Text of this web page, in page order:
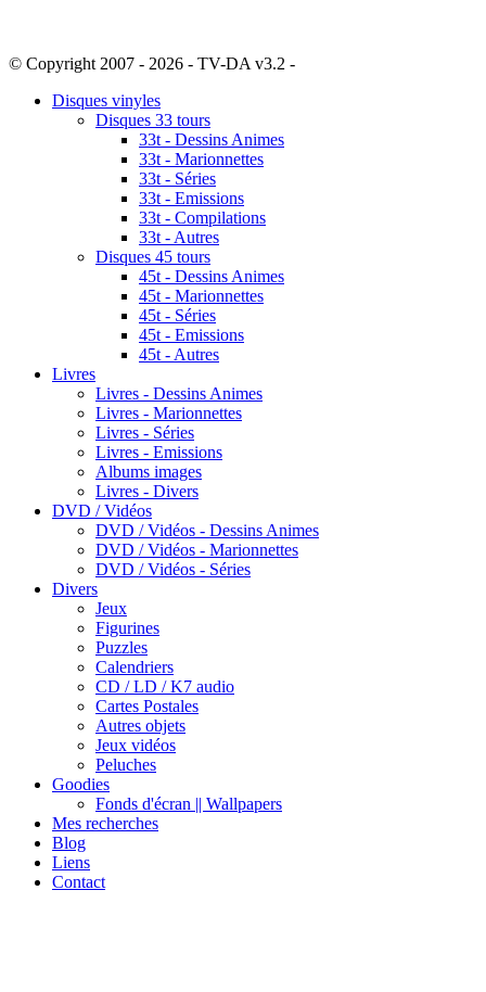
© Copyright 2007 - 2026 - TV-DA v3.2 -
Disques vinyles
Disques 33 tours
33t - Dessins Animes
33t - Marionnettes
33t - Séries
33t - Emissions
33t - Compilations
33t - Autres
Disques 45 tours
45t - Dessins Animes
45t - Marionnettes
45t - Séries
45t - Emissions
45t - Autres
Livres
Livres - Dessins Animes
Livres - Marionnettes
Livres - Séries
Livres - Emissions
Albums images
Livres - Divers
DVD / Vidéos
DVD / Vidéos - Dessins Animes
DVD / Vidéos - Marionnettes
DVD / Vidéos - Séries
Divers
Jeux
Figurines
Puzzles
Calendriers
CD / LD / K7 audio
Cartes Postales
Autres objets
Jeux vidéos
Peluches
Goodies
Fonds d'écran || Wallpapers
Mes recherches
Blog
Liens
Contact